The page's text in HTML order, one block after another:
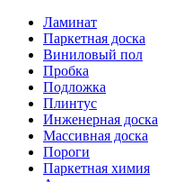
Ламинат
Паркетная доска
Виниловый пол
Пробка
Подложка
Плинтус
Инженерная доска
Массивная доска
Пороги
Паркетная химия